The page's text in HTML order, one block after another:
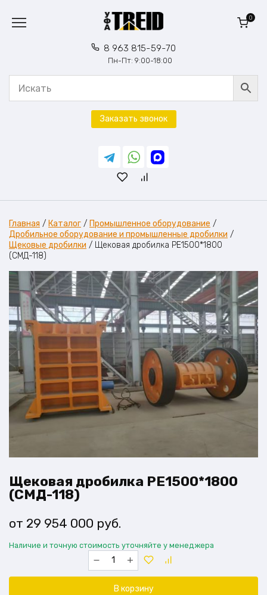
содержанию
8 963 815-59-70
Пн-Пт: 9:00-18:00
0
Заказать звонок
Главная / Каталог / Промышленное оборудование /
Дробильное оборудование и промышленные дробилки /
Щековые дробилки / Щековая дробилка PE1500*1800
(СМД-118)
Щековая дробилка PE1500*1800
(СМД-118)
29 954 000 руб.
Наличие и точную стоимость уточняйте у менеджера
Количество
товара
Щековая
дробилкаВ корзину